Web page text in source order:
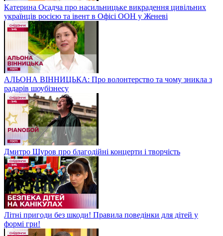
Катерина Осадча про насильницьке викрадення цивільних
українців росією та івент в Офісі ООН у Женеві
АЛЬОНА ВІННИЦЬКА: Про волонтерство та чому зникла з
радарів шоубізнесу
Дмитро Шуров про благодійні концерти і творчість
Літні пригоди без шкоди! Правила поведінки для дітей у
формі гри!